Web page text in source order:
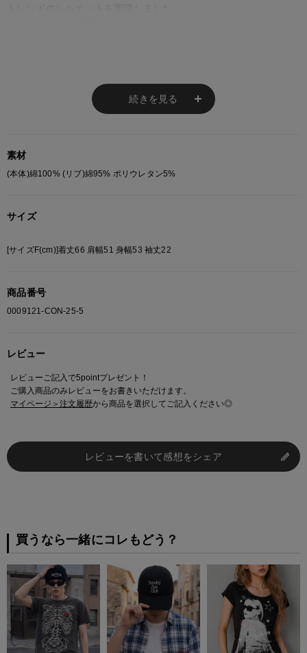
薄すぎず程よい厚みで、型崩れしにくく、
洗濯を繰り返しても風合いが増す
長く愛用できるフォトプリントTシャツです。
モニターの設定状況によって、実際の商品と 若干色が異なる場合がございま
あらかじめご了承ください。
ご迷惑をお掛け致しますが 何卒ご了承下さいますようお願い致します。
続きを見る
素材
(本体)綿100% (リブ)綿95% ポリウレタン5%
サイズ
[サイズF(cm)]着丈66 肩幅51 身幅53 袖丈22
商品番号
0009121-CON-25-5
レビュー
レビューご記入で5pointプレゼント！
ご購入商品のみレビューをお書きいただけます。
マイページ＞注文履歴から商品を選択してご記入ください◎
レビューを書いて感想をシェア
買うなら一緒にコレもどう？